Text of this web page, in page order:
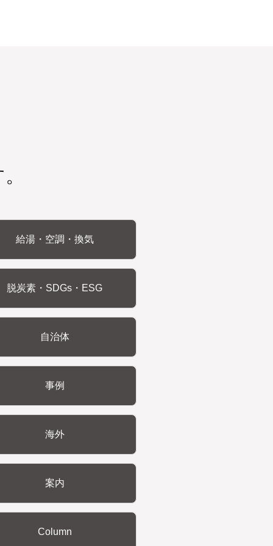
給湯・空調・換気
脱炭素・SDGs・ESG
自治体
事例
海外
案内
Column